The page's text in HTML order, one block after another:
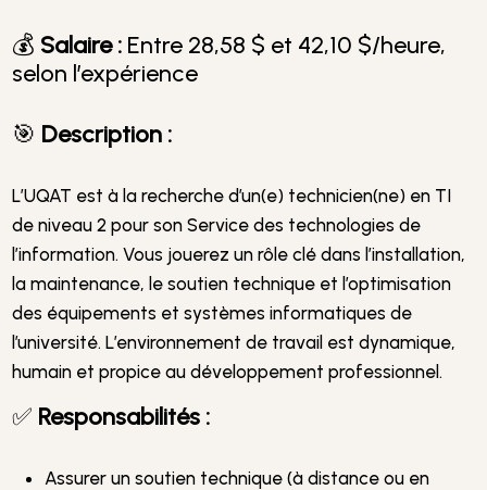
💰 Salaire : Entre 28,58 $ et 42,10 $/heure,
selon l’expérience
🎯 Description :
L’UQAT est à la recherche d’un(e) technicien(ne) en TI
de niveau 2 pour son Service des technologies de
l’information. Vous jouerez un rôle clé dans l’installation,
la maintenance, le soutien technique et l’optimisation
des équipements et systèmes informatiques de
l’université. L’environnement de travail est dynamique,
humain et propice au développement professionnel.
✅ Responsabilités :
Assurer un soutien technique (à distance ou en